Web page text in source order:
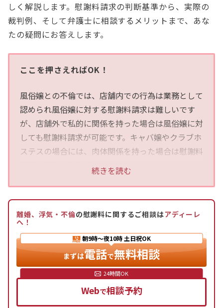
しく解説します。慰謝料請求の判断基準から、実際の
裁判例、そして弁護士に相談するメリットまで、あな
たの疑問にお答えします。
ここを押さえればOK！
風俗嬢との不倫では、店舗内での行為は業務として
認められ風俗嬢に対する慰謝料請求は難しいです
が、店舗外で私的に関係を持った場合は風俗嬢に対
しても慰謝料請求が可能です。キャバ嬢やクラブホ
ステスの場合には、肉体関係を持った場合は慰謝料
請求の対象となります。
り、不倫相手と直接連絡を取らずに済むことが挙げ
られます。不倫を理由とした慰謝料請求をお考えの
方は、アディーレ法律事務所にご相談ください。
続きを読む
離婚、浮気・不倫の慰謝料に関するご相談はアディーレ
へ！
朝9時〜夜10時 土日祝OK
まずは電話で無料相談
Webで相談予約